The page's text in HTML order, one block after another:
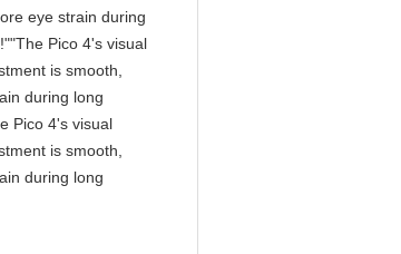
eye strain during
Pico 4's visual
is smooth,
during long
Pico 4's visual
is smooth,
during long